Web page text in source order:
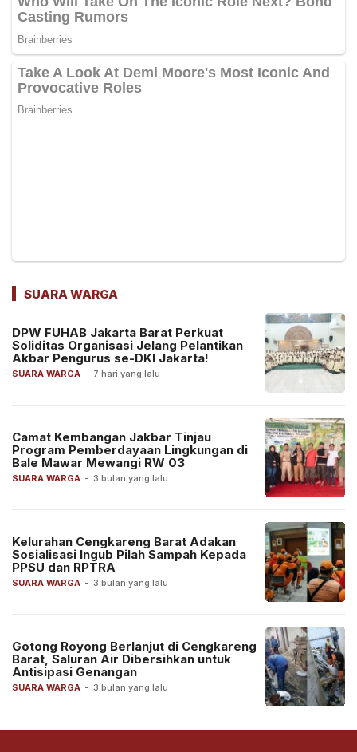
SUARA WARGA
SUARA WARGA - 7 hari yang lalu
DPW FUHAB Jakarta Barat Perkuat
Soliditas Organisasi Jelang Pelantikan
Akbar Pengurus se-DKI Jakarta!
SUARA WARGA - 3 bulan yang lalu
Camat Kembangan Jakbar Tinjau
Program Pemberdayaan Lingkungan di
Bale Mawar Mewangi RW 03
SUARA WARGA - 3 bulan yang lalu
Kelurahan Cengkareng Barat Adakan
Sosialisasi Ingub Pilah Sampah Kepada
PPSU dan RPTRA
SUARA WARGA - 3 bulan yang lalu
Gotong Royong Berlanjut di Cengkareng
Barat, Saluran Air Dibersihkan untuk
Antisipasi Genangan